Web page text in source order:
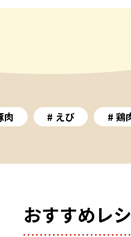
肉 えび 鶏
おすすめレ